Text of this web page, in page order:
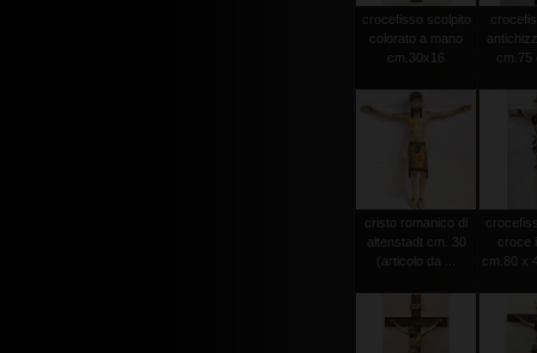
crocefisso scolpito
colorato a mano
cm.30x16
cm.75
cristo romanico di
altenstadt cm. 30
(articolo da ...
croce
cm.80 x